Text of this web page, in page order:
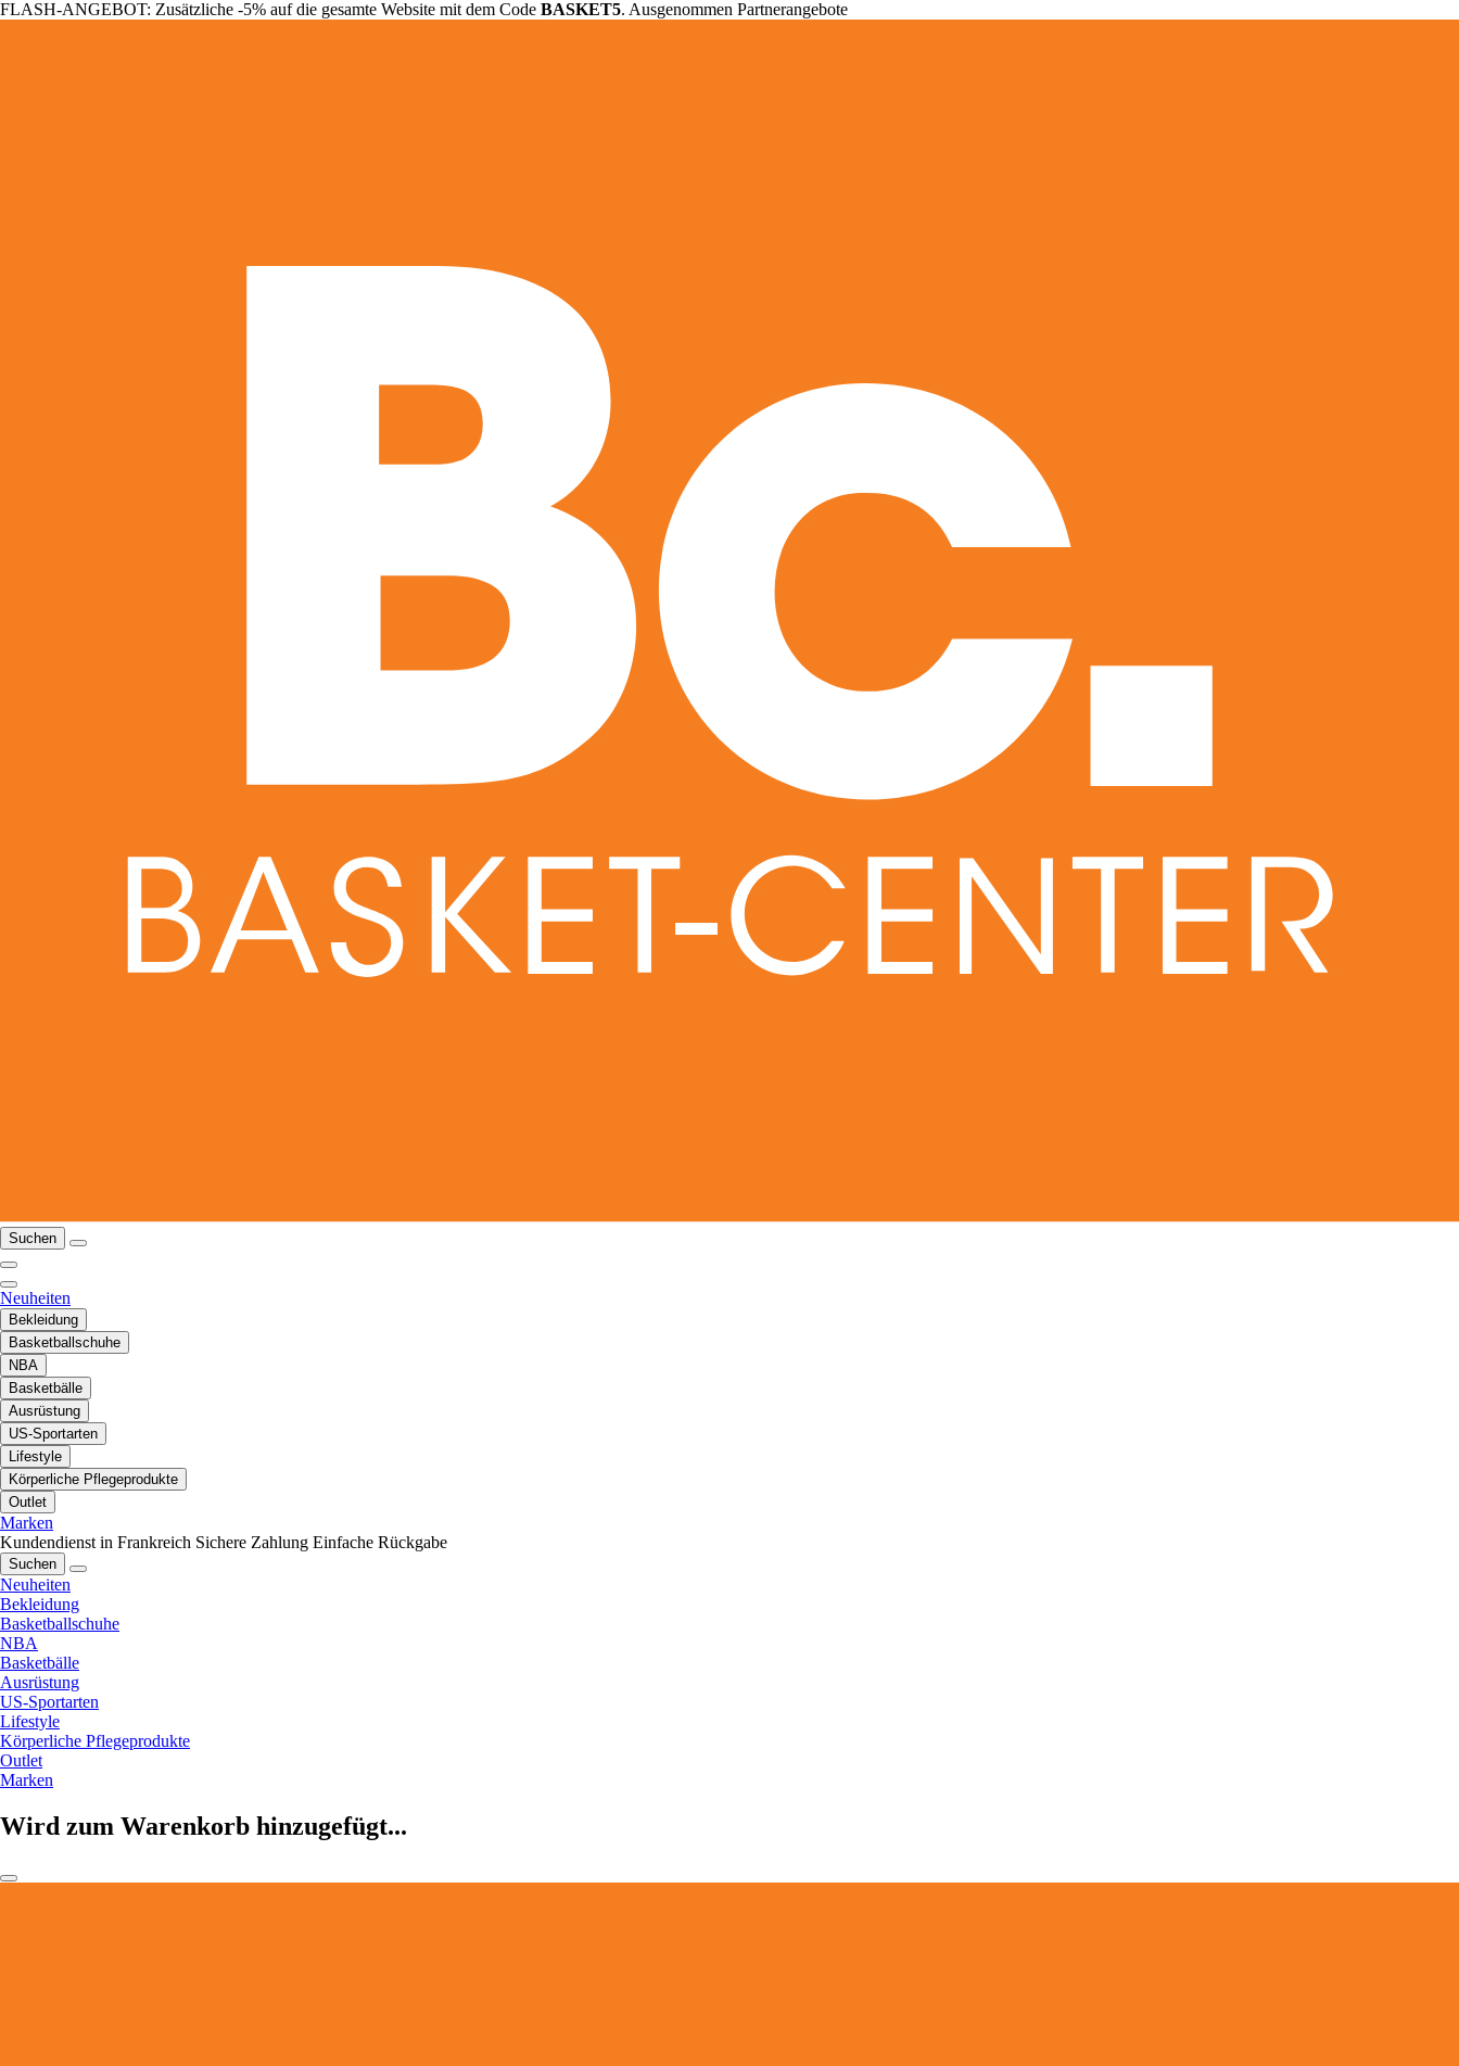
FLASH-ANGEBOT: Zusätzliche -5% auf die gesamte Website mit dem Code BASKET5. Ausgenommen Partnerangebote
Suchen
Neuheiten
Bekleidung
Basketballschuhe
NBA
Basketbälle
Ausrüstung
US-Sportarten
Lifestyle
Körperliche Pflegeprodukte
Outlet
Marken
Kundendienst in Frankreich Sichere Zahlung Einfache Rückgabe
Suchen
Neuheiten
Bekleidung
Basketballschuhe
NBA
Basketbälle
Ausrüstung
US-Sportarten
Lifestyle
Körperliche Pflegeprodukte
Outlet
Marken
Wird zum Warenkorb hinzugefügt...